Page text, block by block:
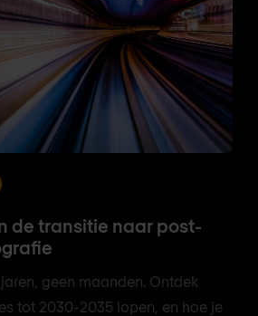
de transitie naar post-
geen maanden. Ontdek
tot 2030-2035 lopen, en hoe je